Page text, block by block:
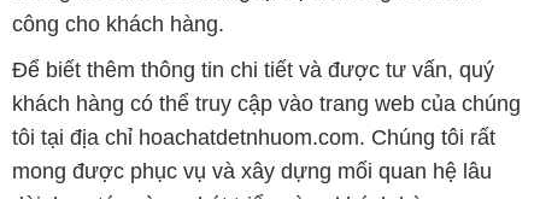
công cho khách hàng.
Để biết thêm thông tin chi tiết và được tư vấn, quý
khách hàng có thể truy cập vào trang web của chúng
tôi tại địa chỉ hoachatdetnhuom.com. Chúng tôi rất
mong được phục vụ và xây dựng mối quan hệ lâu